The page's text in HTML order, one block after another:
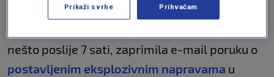
nešto poslije 7 sati, zaprimila e-mail poruku o
postavljenim eksplozivnim napravama u
Prikaži svrhe Prihvaćam